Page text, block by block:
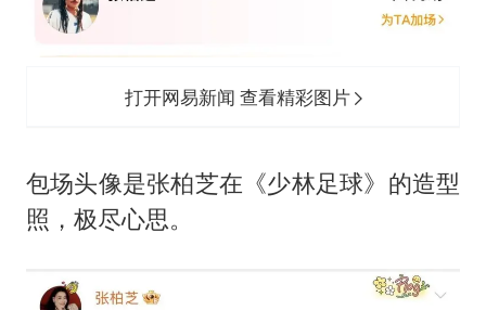
打开网易新闻 查看精彩图片
包场头像是张柏芝在《少林足球》的造型
照，极尽心思。